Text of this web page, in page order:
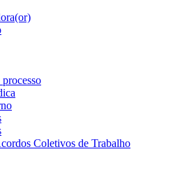
Coletivos de Trabalho